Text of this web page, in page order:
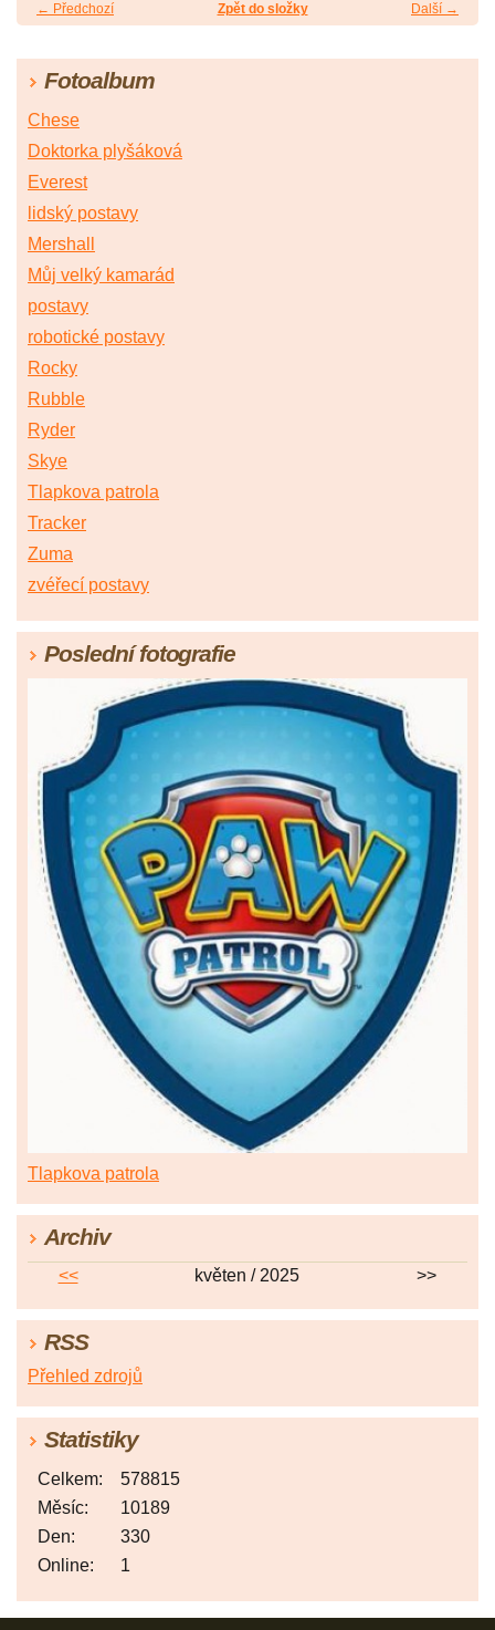
← Předchozí Další →
Zpět do složky
Fotoalbum
Chese
Doktorka plyšáková
Everest
lidský postavy
Mershall
Můj velký kamarád
postavy
robotické postavy
Rocky
Rubble
Ryder
Skye
Tlapkova patrola
Tracker
Zuma
zvéřecí postavy
Poslední fotografie
Tlapkova patrola
Archiv
<< květen / 2025 >>
RSS
Přehled zdrojů
Statistiky
Online: 1
Celkem:
578815
Měsíc:
10189
Den:
330